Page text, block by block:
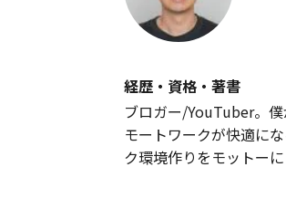
経歴・資格・著書
ブロガー/YouTuber。
モートワークが快適に
ク環境作りをモットー